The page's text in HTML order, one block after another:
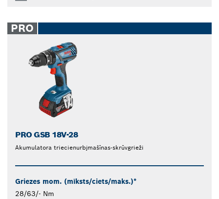
PRO
PRO GSB 18V-28
Akumulatora triecienurbjmašīnas-skrūvgrieži
Griezes mom. (mīksts/ciets/maks.)*
28/63/- Nm